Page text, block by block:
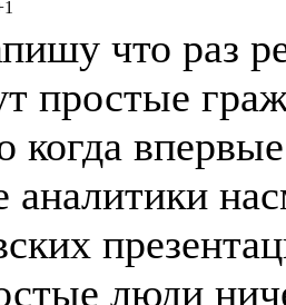
что раз
простые
когда
аналитики
люди